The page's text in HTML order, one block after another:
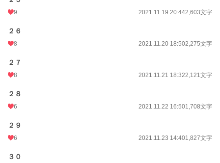
9 2021.11.19 20:442,603文字
２６
8 2021.11.20 18:502,275文字
２７
8 2021.11.21 18:322,121文字
２８
6 2021.11.22 16:501,708文字
２９
6 2021.11.23 14:401,827文字
３０